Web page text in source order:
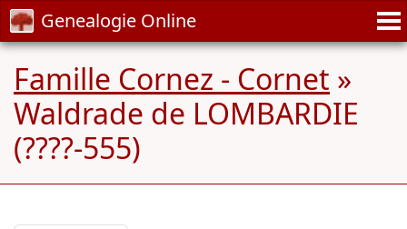
Genealogie Online
Famille Cornez - Cornet »
Waldrade de LOMBARDIE
(????-555)